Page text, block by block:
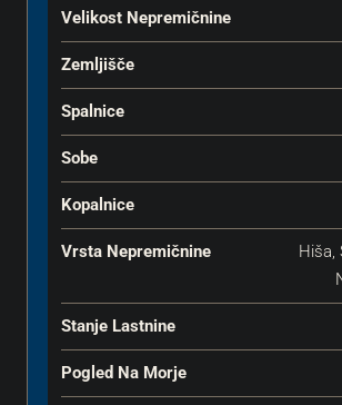
Velikost Nepremičnine
Zemljišče
Spalnice
Sobe
Kopalnice
Vrsta Nepremičnine
Hiša,
Stanje Lastnine
Pogled Na Morje